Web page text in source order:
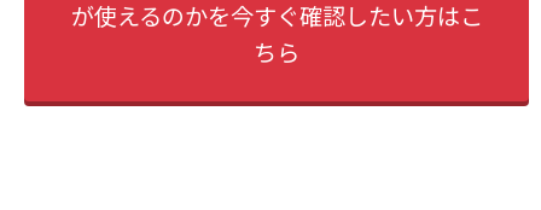
が使えるのかを今すぐ確認したい方はこ
ちら